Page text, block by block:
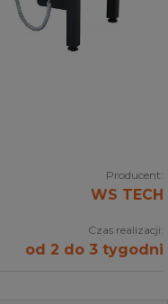
Producent:
WS TECH
Czas realizacji:
od 2 do 3 tygodni